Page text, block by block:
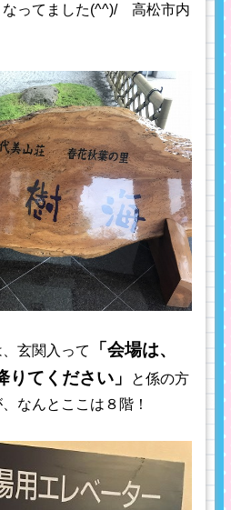
なってました(^^)/ 高松市内
玄関入って
「会場は、
てください」
と係の方
なんとここは８階！